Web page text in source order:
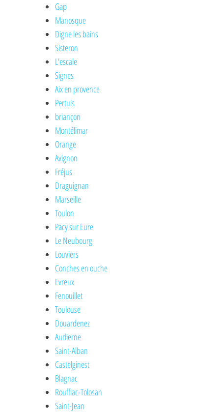
Gap
Manosque
Digne les bains
Sisteron
L'escale
Signes
Aix en provence
Pertuis
briançon
Montélimar
Orange
Avignon
Fréjus
Draguignan
Marseille
Toulon
Pacy sur Eure
Le Neubourg
Louviers
Conches en ouche
Evreux
Fenouillet
Toulouse
Douardenez
Audierne
Saint-Alban
Castelginest
Blagnac
Rouffiac-Tolosan
Saint-Jean